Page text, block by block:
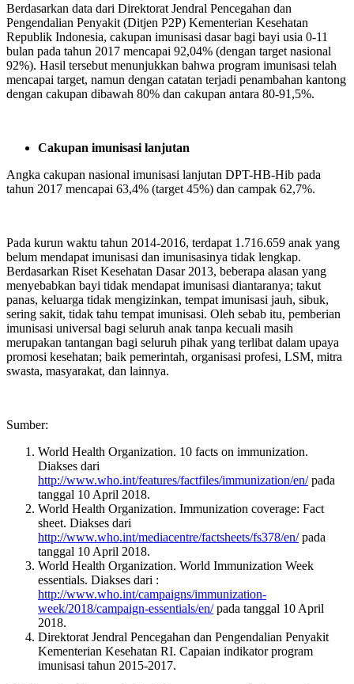
Berdasarkan data dari Direktorat Jendral Pencegahan dan
Pengendalian Penyakit (Ditjen P2P) Kementerian Kesehatan
Republik Indonesia, cakupan imunisasi dasar bagi bayi usia 0-11
bulan pada tahun 2017 mencapai 92,04% (dengan target nasional
92%). Hasil tersebut menunjukkan bahwa program imunisasi telah
mencapai target, namun dengan catatan terjadi penambahan kantong
dengan cakupan dibawah 80% dan cakupan antara 80-91,5%.
Cakupan imunisasi lanjutan
Angka cakupan nasional imunisasi lanjutan DPT-HB-Hib pada
tahun 2017 mencapai 63,4% (target 45%) dan campak 62,7%.
Pada kurun waktu tahun 2014-2016, terdapat 1.716.659 anak yang
belum mendapat imunisasi dan imunisasinya tidak lengkap.
Berdasarkan Riset Kesehatan Dasar 2013, beberapa alasan yang
menyebabkan bayi tidak mendapat imunisasi diantaranya; takut
panas, keluarga tidak mengizinkan, tempat imunisasi jauh, sibuk,
sering sakit, tidak tahu tempat imunisasi. Oleh sebab itu, pemberian
imunisasi universal bagi seluruh anak tanpa kecuali masih
merupakan tantangan bagi seluruh pihak yang terlibat dalam upaya
promosi kesehatan; baik pemerintah, organisasi profesi, LSM, mitra
swasta, masyarakat, dan lainnya.
Sumber:
World Health Organization. 10 facts on immunization.
Diakses dari
http://www.who.int/features/factfiles/immunization/en/pada
tanggal 10 April 2018.
World Health Organization. Immunization coverage: Fact
sheet. Diakses dari
http://www.who.int/mediacentre/factsheets/fs378/en/pada
tanggal 10 April 2018.
World Health Organization. World Immunization Week
essentials. Diakses dari :
http://www.who.int/campaigns/immunization-
week/2018/campaign-essentials/en/pada tanggal 10 April
2018.
Direktorat Jendral Pencegahan dan Pengendalian Penyakit
Kementerian Kesehatan RI. Capaian indikator program
imunisasi tahun 2015-2017.